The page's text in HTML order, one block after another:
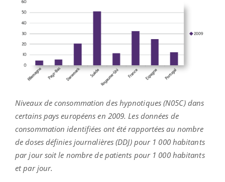
Niveaux de consommation des hypnotiques (N05C) dans
certains pays européens en 2009.Les données de
consommation identifiées ont été rapportées au nombre
de doses définies journalières (DDJ) pour 1 000 habitants
par jour soit le nombre de patients pour 1 000 habitants
et par jour.